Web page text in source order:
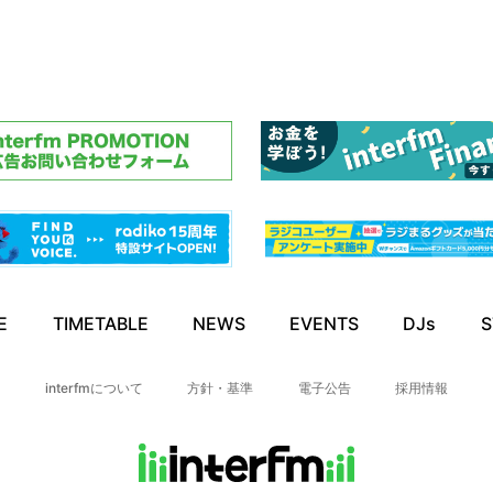
TIMETABLE NEWS EVENTS DJs
interfmについて 方針・基準 電子公告 採用情報